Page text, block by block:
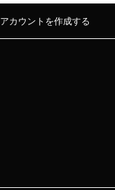
アカウントを作成する